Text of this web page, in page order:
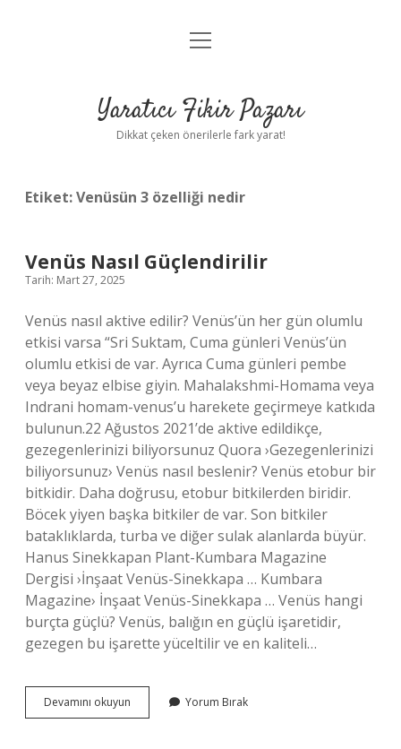
Anasayfa
Yasal Uyarı
menüyü
Yaratıcı Fikir Pazarı
Dikkat çeken önerilerle fark yarat!
Etiket:Venüsün 3 özelliği nedir
Venüs Nasıl Güçlendirilir
Tarih: Mart 27, 2025
Venüs nasıl aktive edilir? Venüs’ün her gün olumlu
etkisi varsa “Sri Suktam, Cuma günleri Venüs’ün
olumlu etkisi de var. Ayrıca Cuma günleri pembe
veya beyaz elbise giyin. Mahalakshmi-Homama veya
Indrani homam-venus’u harekete geçirmeye katkıda
bulunun.22 Ağustos 2021’de aktive edildikçe,
gezegenlerinizi biliyorsunuz Quora ›Gezegenlerinizi
biliyorsunuz› Venüs nasıl beslenir? Venüs etobur bir
bitkidir. Daha doğrusu, etobur bitkilerden biridir.
Böcek yiyen başka bitkiler de var. Son bitkiler
bataklıklarda, turba ve diğer sulak alanlarda büyür.
Hanus Sinekkapan Plant-Kumbara Magazine
Dergisi ›İnşaat Venüs-Sinekkapa … Kumbara
Magazine› İnşaat Venüs-Sinekkapa … Venüs hangi
burçta güçlü? Venüs, balığın en güçlü işaretidir,
gezegen bu işarette yüceltilir ve en kaliteli…
Devamını okuyun
Nasıl
Yorum Bırak